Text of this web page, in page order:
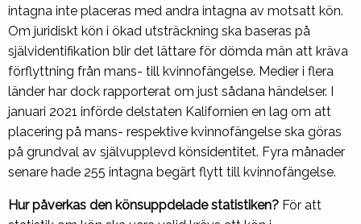
intagna inte placeras med andra intagna av motsatt kön.
Om juridiskt kön i ökad utsträckning ska baseras på
självidentifikation blir det lättare för dömda män att kräva
förflyttning från mans- till kvinnofängelse. Medier i flera
länder har dock rapporterat om just sådana händelser. I
januari 2021 införde delstaten Kalifornien en lag om att
placering på mans- respektive kvinnofängelse ska göras
på grundval av självupplevd könsidentitet. Fyra månader
senare hade 255 intagna begärt flytt till kvinnofängelse.
Hur påverkas den könsuppdelade statistiken? För att